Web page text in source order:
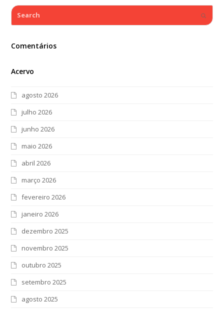
Search
Comentários
Acervo
agosto 2026
julho 2026
junho 2026
maio 2026
abril 2026
março 2026
fevereiro 2026
janeiro 2026
dezembro 2025
novembro 2025
outubro 2025
setembro 2025
agosto 2025